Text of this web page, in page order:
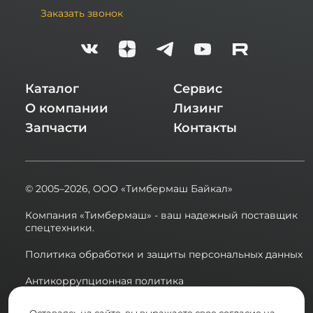
Обучение операторов и вводный инструктаж
Полный список подкатегорий
Новые трелевочные тракторы
Трелевочные тракторы на колесном ходу
Трелевочные тракторы John Deere
Заказать звонок
Каталог
О компании
Запчасти
Сервис
Лизинг
Контакты
© 2005–2026, ООО «Тимбермаш Байкал»
Компания «Тимбермаш» - ваш надежный поставщик
спецтехники.
Политика обработки и защиты персональных данных
Антикоррупционная политика
Сводная ведомость результатов проведения СОУТ в